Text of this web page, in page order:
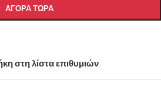
ΑΓΟΡΆ ΤΏΡΑ
στη λίστα επιθυμιών